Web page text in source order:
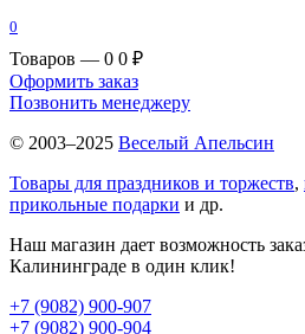
0
Товаров — 0 0 ₽
Оформить заказ
Позвонить менеджеру
© 2003–2025 Веселый Апельсин
Товары для праздников и торжеств,
прикольные подарки и др.
Наш магазин дает возможность
Калининграде в один клик!
+7 (9082) 900-907
+7 (9082) 900-904